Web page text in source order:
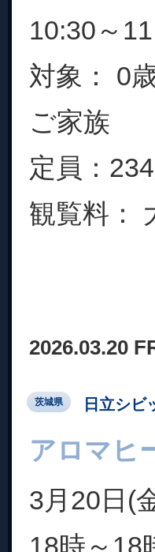
10:30～
対象： 0
ご家族
定員：
観覧料：
2026.03.20
茨城県 日立シビ
アロマヒ
3月20日(
18時～18